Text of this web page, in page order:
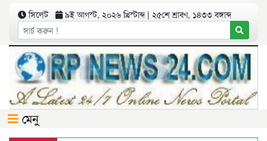
সিলেট ৯ই আগস্ট, ২০২৬ খ্রিস্টাব্দ | ২৫শে শ্রাবণ, ১৪৩৩ বঙ্গাব্দ
মেনু